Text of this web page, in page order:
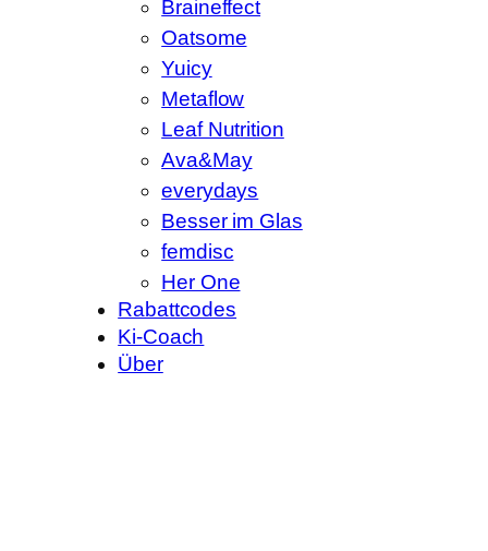
Braineffect
Oatsome
Yuicy
Metaflow
Leaf Nutrition
Ava&May
everydays
Besser im Glas
femdisc
Her One
Rabattcodes
Ki-Coach
Über